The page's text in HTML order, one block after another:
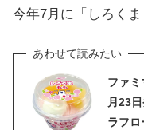
今年7月に「しろくま
ファ
月23
ラフロ